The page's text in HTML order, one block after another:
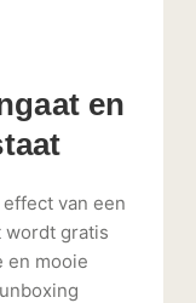
en
van een
wordt gratis
en mooie